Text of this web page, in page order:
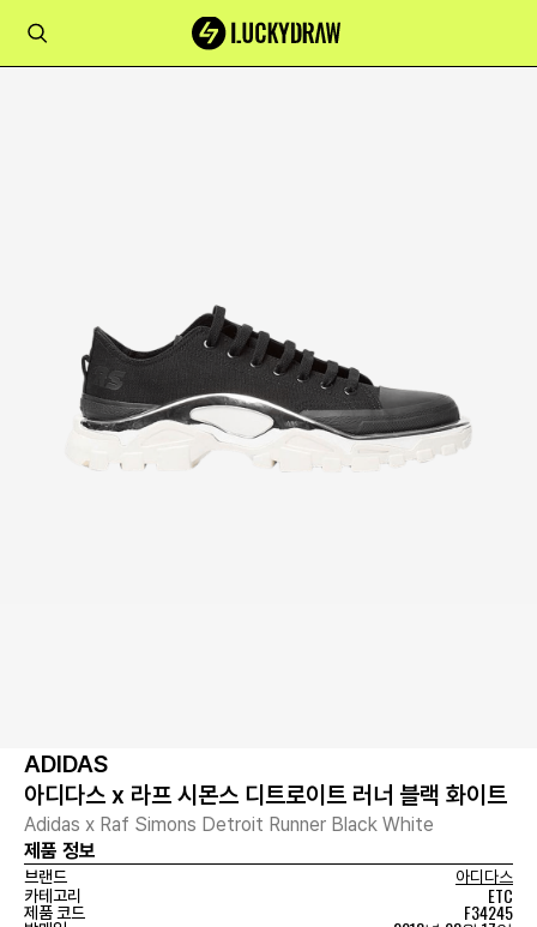
ADIDAS
아디다스 x 라프 시몬스 디트로이트 러너 블랙 화이트
Adidas x Raf Simons Detroit Runner Black White
제품 정보
브랜드
아디다스
카테고리
ETC
제품 코드 F34245